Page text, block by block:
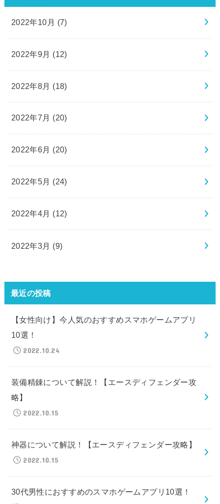
2022年10月 (7)
2022年9月 (12)
2022年8月 (18)
2022年7月 (20)
2022年6月 (20)
2022年5月 (24)
2022年4月 (12)
2022年3月 (9)
最近の投稿
【女性向け】今人気のおすすめスマホゲームアプリ
10選！
2022.10.24
装備精錬について解説！【エースディフェンダー攻
略】
2022.10.15
神器について解説！【エースディフェンダー攻略】
2022.10.15
30代男性におすすめのスマホゲームアプリ10選！